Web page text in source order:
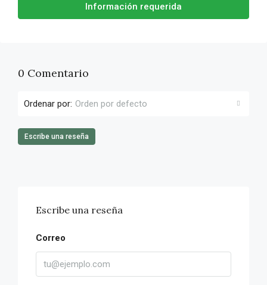
Información requerida
0 Comentario
Ordenar por: Orden por defecto
Escribe una reseña
Escribe una reseña
Correo